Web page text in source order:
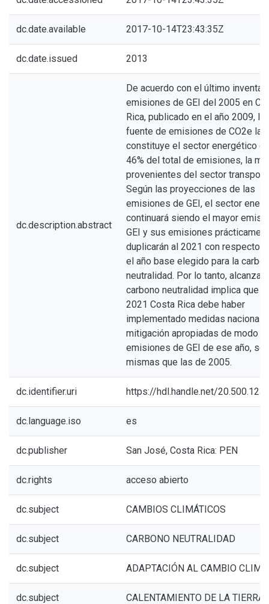
dc.date.available 2017-10-14T23:43:35Z
dc.date.issued 2013
dc.description.abstract
De acuerdo con el último
emisiones de GEI del 2005 en
Rica, publicado en el año 2009, la
fuente de emisiones de CO2e la
constituye el sector energético
46% del total de emisiones, la
provenientes del sector
Según las proyecciones de las
emisiones de GEI, el sector
continuará siendo el mayor
GEI y sus emisiones
duplicarán al 2021 con respecto
el año base elegido para la
neutralidad. Por lo tanto, alcanzar
carbono neutralidad implica que
2021 Costa Rica debe haber
implementado medidas
mitigación apropiadas de modo
emisiones de GEI de ese año,
mismas que las de 2005.
dc.identifier.uri https://hdl.handle.net/
dc.language.iso es
dc.publisher San José, Costa Rica: PEN
dc.rights acceso abierto
dc.subject CAMBIOS CLIMÁTICOS
dc.subject CARBONO NEUTRALIDAD
dc.subject ADAPTACIÓN AL CAMBIO
dc.subject CALENTAMIENTO DE LA TIERRA